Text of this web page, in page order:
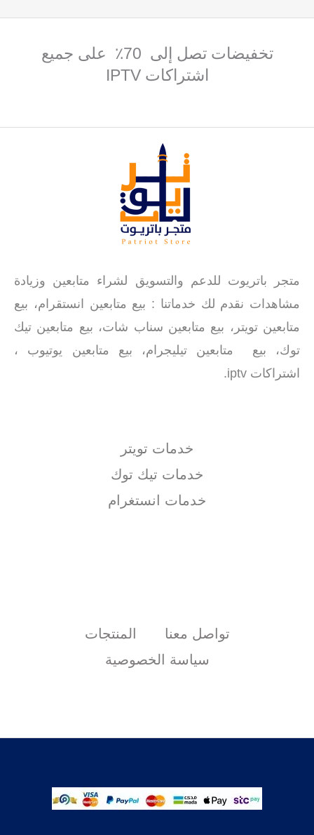
تخفيضات تصل إلى 70٪ على جميع
اشتراكات IPTV
متجر باتريوت للدعم والتسويق لشراء متابعين وزيادة
مشاهدات نقدم لك خدماتنا : بيع متابعين انستقرام، بيع
متابعين تويتر، بيع متابعين سناب شات، بيع متابعين تيك
توك، بيع متابعين تيليجرام، بيع متابعين يوتيوب ،
اشتراكات iptv.
خدمات تويتر
خدمات تيك توك
خدمات انستغرام
تواصل معنا
المنتجات
سياسة الخصوصية